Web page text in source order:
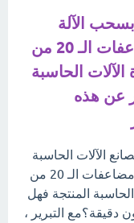
الآلة
الحاسبة ذات الترتيب 20 و مضاعفات الـ 20 من
الحاسبة
عن هذه
الآلات الحاسبة
بسحب الآلة الحاسبة ذات الترتيب 20 و مضاعفات الـ 20 من
المنتجة فهل
دقيقة؟مع التبرير ،